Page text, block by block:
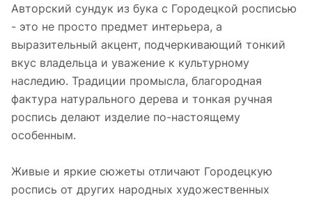
Авторский сундук из бука с Городецкой росписью
- это не просто предмет интерьера, а
выразительный акцент, подчеркивающий тонкий
вкус владельца и уважение к культурному
наследию. Традиции промысла, благородная
фактура натурального дерева и тонкая ручная
роспись делают изделие по-настоящему
особенным.
Живые и яркие сюжеты отличают Городецкую
роспись от других народных художественных